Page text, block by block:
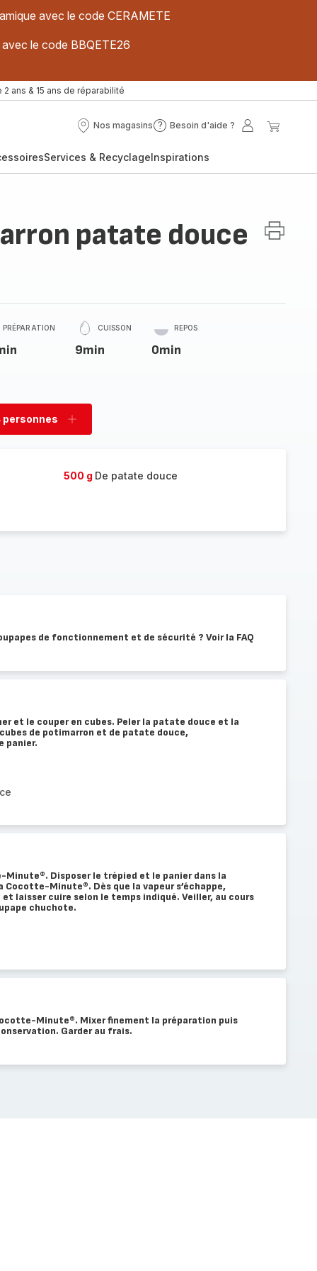
avec le code CERAMETE
le code BBQETE26
2 ans & 15 ans de réparabilité
Nos magasins
Nos
Besoin d'aide ?
Besoin
?
Mon
Services & RecyclageInspirations
patate douce
PRÉPARATION CUISSON
9min
REPOS
0min
personnes
Ajouter
500 g De patate douce
de fonctionnement et de sécurité ? Voir la FAQ
et le couper en cubes. Peler la patate douce et la
de potimarron et de patate douce,
panier.
Minute®. Disposer le trépied et le panier dans la
Minute®. Dès que la vapeur s’échappe,
laisser cuire selon le temps indiqué. Veiller, au cours
chuchote.
Minute®. Mixer finement la préparation puis
Garder au frais.